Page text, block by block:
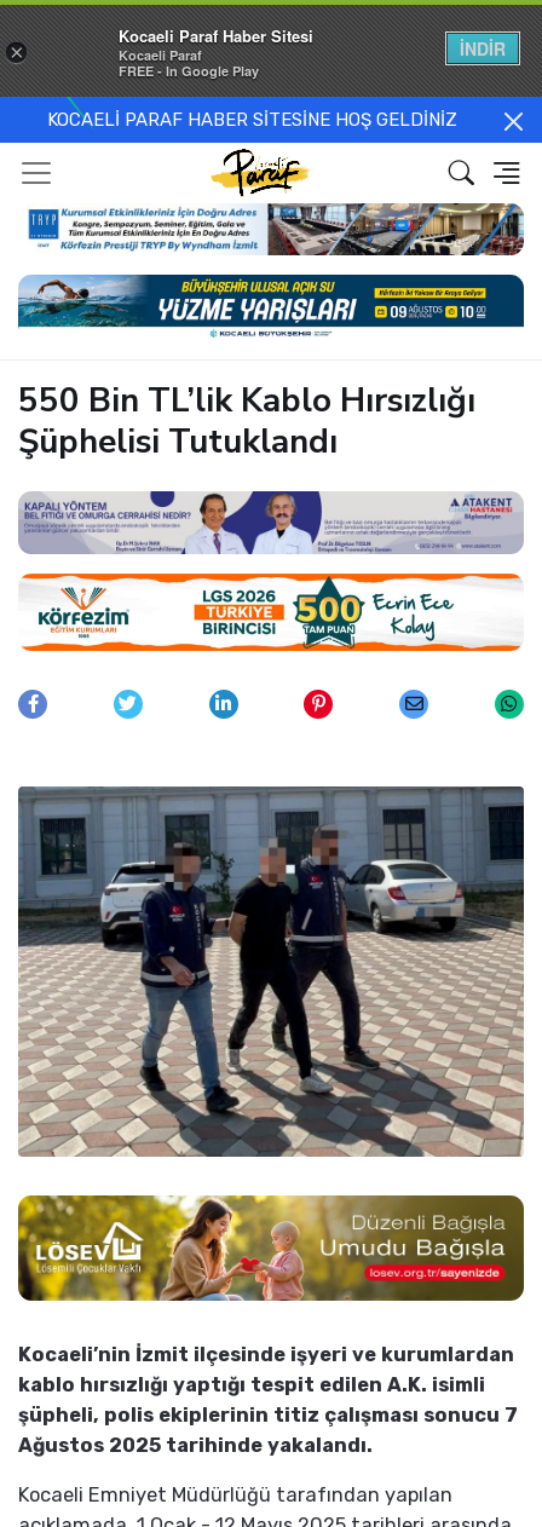
KOCAELİ PARAF HABER SİTESİNE HOŞ GELDİNİZ
550 Bin TL’lik Kablo Hırsızlığı
Şüphelisi Tutuklandı
Kocaeli’nin İzmit ilçesinde işyeri ve kurumlardan
kablo hırsızlığı yaptığı tespit edilen A.K. isimli
şüpheli, polis ekiplerinin titiz çalışması sonucu 7
Ağustos 2025 tarihinde yakalandı.
Kocaeli Emniyet Müdürlüğü tarafından yapılan
×
Kocaeli Paraf Haber Sitesi
Kocaeli Paraf
FREE - In Google Play
İNDİR